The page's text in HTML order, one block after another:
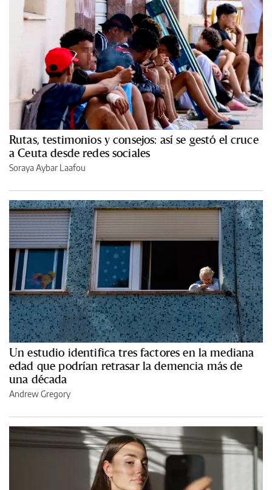
Rutas, testimonios y consejos: así se gestó el cruce
a Ceuta desde redes sociales
Soraya Aybar Laafou
Un estudio identifica tres factores en la mediana
edad que podrían retrasar la demencia más de
una década
Andrew Gregory